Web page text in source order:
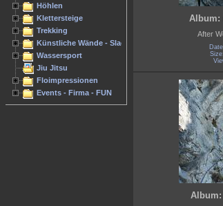
Höhlen
Klettersteige
Trekking
Künstliche Wände - Slacken
Wassersport
Jiu Jitsu
Floimpressionen
Events - Firma - FUN
Album:
After